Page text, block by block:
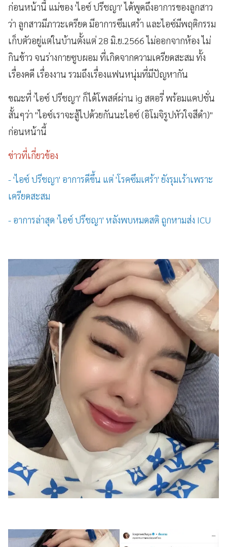
ก่อนหน้านี้ แม่ของ 'ไอซ์ ปรีชญา' ได้พูดถึงอาการของลูกสาว
ว่า ลูกสาวมีภาวะเครียด มีอาการซึมเศร้า และไอซ์มีพฤติกรรม
เก็บตัวอยู่แต่ในบ้านตั้งแต่ 28 มิ.ย.2566 ไม่ออกจากห้อง ไม่
กินข้าว จนร่างกายซูบผอม ที่เกิดจากความเครียดสะสม ทั้ง
เรื่องคดี เรื่องงาน รวมถึงเรื่องแฟนหนุ่มที่มีปัญหากัน
ขณะที่ 'ไอซ์ ปรีชญา' ก็ได้โพสต์ผ่าน ig สตอรี่ พร้อมแคปชั่น
สั้นๆว่า "ไอซ์เราจะสู้ไปด้วยกันนะไอซ์ (อิโมจิรูปหัวใจสีดำ)"
ก่อนหน้านี้
ข่าวที่เกี่ยวข้อง
- 'ไอซ์ ปรีชญา' อาการดีขึ้น แต่ 'โรคซึมเศร้า' ยังรุมเร้าเพราะ
เครียดสะสม
- อาการล่าสุด 'ไอซ์ ปรีชญา' หลังพบหมดสติ ถูกหามส่ง ICU